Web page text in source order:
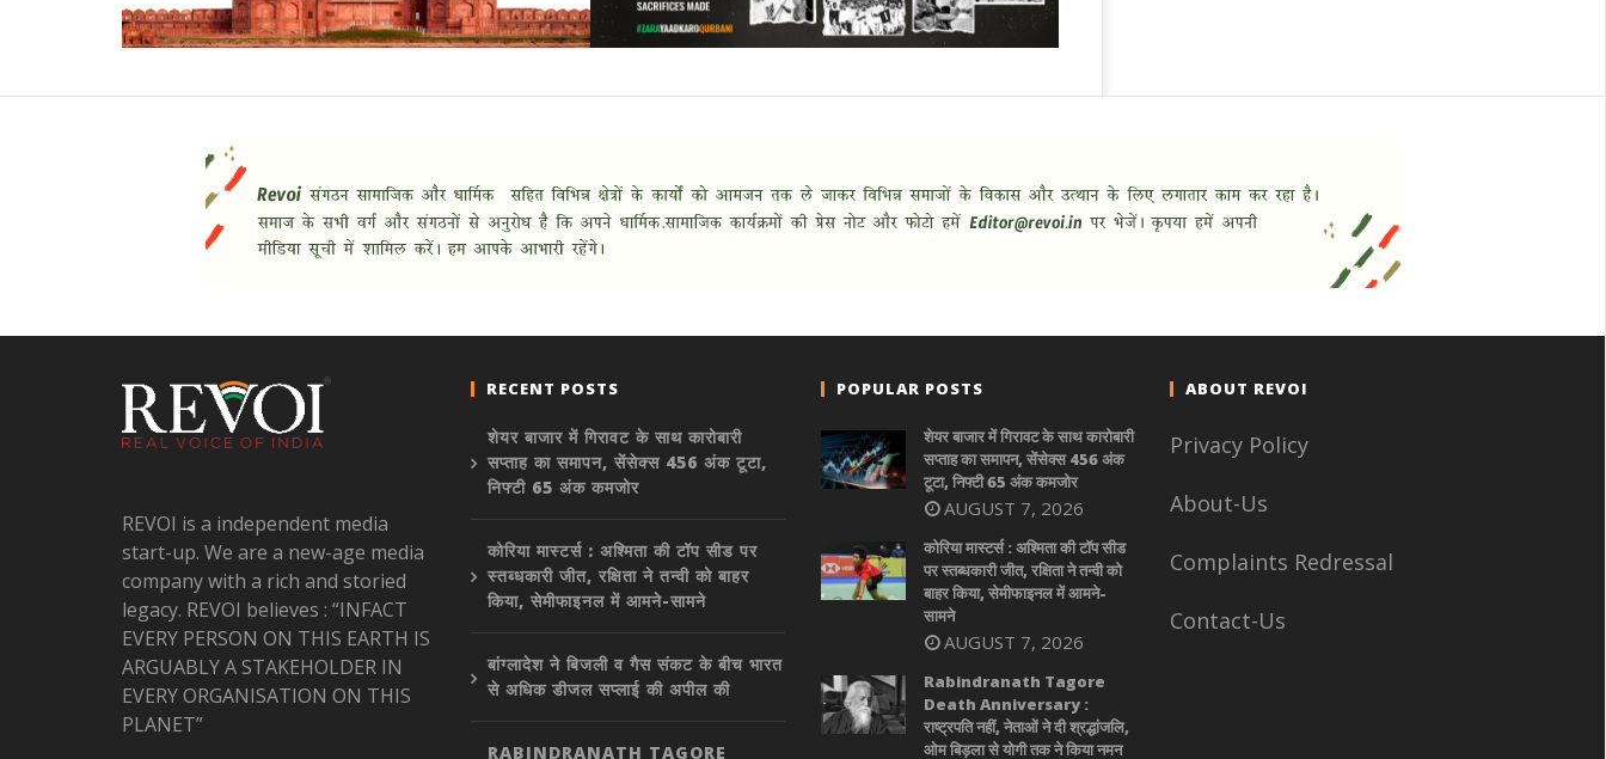
REVOI is a independent media
start-up. We are a new-age media
company with a rich and storied
legacy. REVOI believes : “INFACT
EVERY PERSON ON THIS EARTH IS
ARGUABLY A STAKEHOLDER IN
EVERY ORGANISATION ON THIS
PLANET”
RECENT POSTS
शेयर बाजार में गिरावट के साथ कारोबारी
सप्ताह का समापन, सेंसेक्स 456 अंक टूटा,
निफ्टी 65 अंक कमजोर
कोरिया मास्टर्स : अश्मिता की टॉप सीड पर
स्तब्धकारी जीत, रक्षिता ने तन्वी को बाहर
किया, सेमीफाइनल में आमने-सामने
बांग्लादेश ने बिजली व गैस संकट के बीच भारत
से अधिक डीजल सप्लाई की अपील की
RABINDRANATH TAGORE
POPULAR POSTS
शेयर बाजार में गिरावट के साथ कारोबारी
सप्ताह का समापन, सेंसेक्स 456 अंक
टूटा, निफ्टी 65 अंक कमजोर
AUGUST 7, 2026
कोरिया मास्टर्स : अश्मिता की टॉप सीड
पर स्तब्धकारी जीत, रक्षिता ने तन्वी को
बाहर किया, सेमीफाइनल में आमने-
सामने
AUGUST 7, 2026
Rabindranath Tagore
Death Anniversary :
राष्ट्रपति नहीं, नेताओं ने दी श्रद्धांजलि,
ओम बिड़ला से योगी तक ने किया नमन
ABOUT REVOI
Privacy Policy
About-Us
Complaints Redressal
Contact-Us